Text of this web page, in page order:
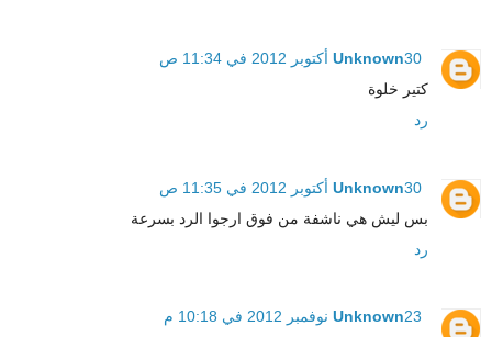
Unknown30 أكتوبر 2012 في 11:34 ص
كتير خلوة
رد
Unknown30 أكتوبر 2012 في 11:35 ص
بس ليش هي ناشفة من فوق ارجوا الرد بسرعة
رد
Unknown23 نوفمبر 2012 في 10:18 م